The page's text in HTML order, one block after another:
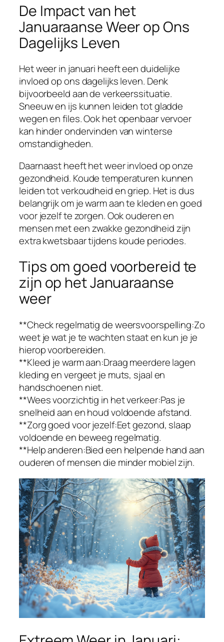
De Impact van het
Januaraanse Weer op Ons
Dagelijks Leven
Het weer in januari heeft een duidelijke
invloed op ons dagelijks leven. Denk
bijvoorbeeld aan de verkeerssituatie.
Sneeuw en ijs kunnen leiden tot gladde
wegen en files. Ook het openbaar vervoer
kan hinder ondervinden van winterse
omstandigheden.
Daarnaast heeft het weer invloed op onze
gezondheid. Koude temperaturen kunnen
leiden tot verkoudheid en griep. Het is dus
belangrijk om je warm aan te kleden en goed
voor jezelf te zorgen. Ook ouderen en
mensen met een zwakke gezondheid zijn
extra kwetsbaar tijdens koude periodes.
Tips om goed voorbereid te
zijn op het Januaraanse
weer
**Check regelmatig de weersvoorspelling:Zo
weet je wat je te wachten staat en kun je je
hierop voorbereiden.
**Kleed je warm aan:Draag meerdere lagen
kleding en vergeet je muts, sjaal en
handschoenen niet.
**Wees voorzichtig in het verkeer:Pas je
snelheid aan en houd voldoende afstand.
**Zorg goed voor jezelf:Eet gezond, slaap
voldoende en beweeg regelmatig.
**Help anderen:Bied een helpende hand aan
ouderen of mensen die minder mobiel zijn.